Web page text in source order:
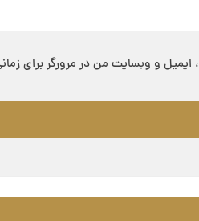
ایمیل و وبسایت من در مرورگر برای